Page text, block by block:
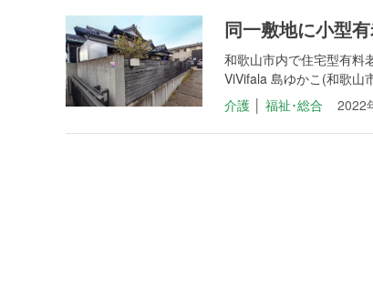
同一敷地に小型
和歌山市内で住宅型有料
ViVifala 島ゆかこ(和歌山
介護
福祉･総合 2022